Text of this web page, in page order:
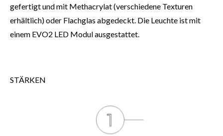
gefertigt und mit Methacrylat (verschiedene Texturen
erhältlich) oder Flachglas abgedeckt. Die Leuchte ist mit
einem EVO2 LED Modul ausgestattet.
STÄRKEN